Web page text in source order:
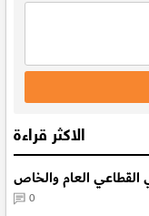
الاكثر قراءة
القطاعي العام والخاص
0